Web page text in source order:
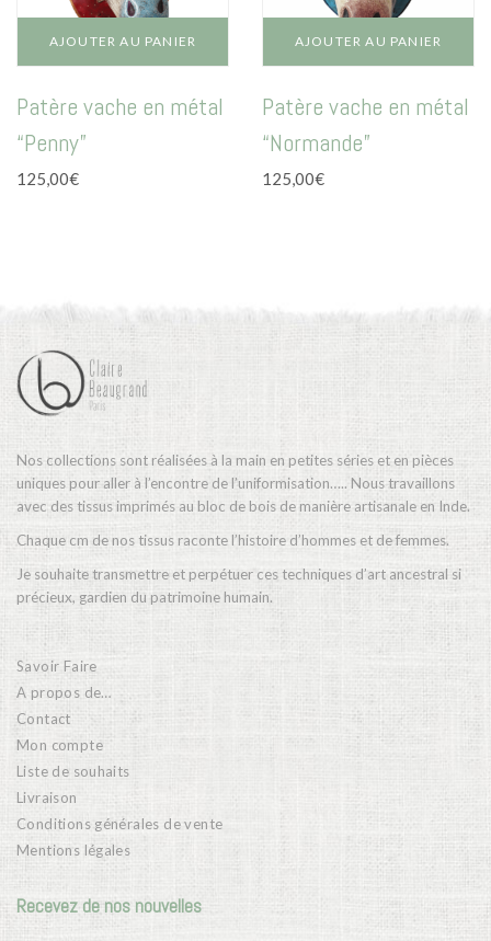
AJOUTER AU PANIER
Patère vache en métal
“Penny”
125,00€
AJOUTER AU PANIER
Patère vache en métal
“Normande”
125,00€
Nos collections sont réalisées à la main en petites séries et en pièces
uniques pour aller à l’encontre de l’uniformisation….. Nous travaillons
avec des tissus imprimés au bloc de bois de manière artisanale en Inde.
Chaque cm de nos tissus raconte l’histoire d’hommes et de femmes.
Je souhaite transmettre et perpétuer ces techniques d’art ancestral si
précieux, gardien du patrimoine humain.
Savoir Faire
A propos de…
Contact
Mon compte
Liste de souhaits
Livraison
Conditions générales de vente
Mentions légales
Recevez de nos nouvelles